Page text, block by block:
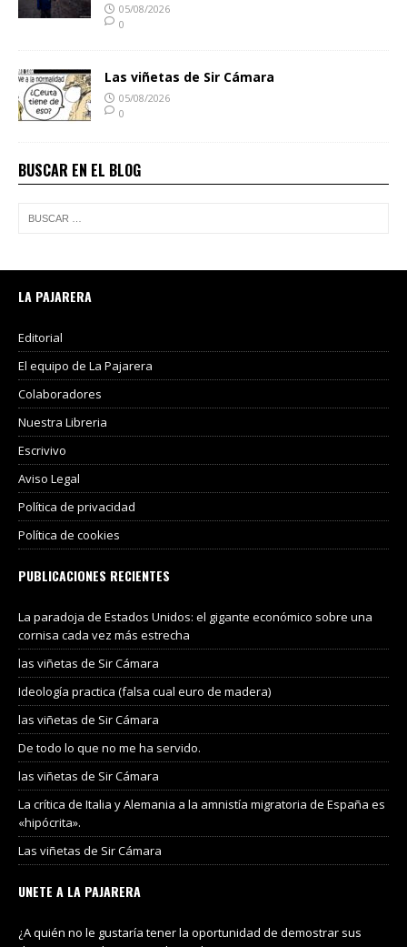
05/08/2026
0
Las viñetas de Sir Cámara
05/08/2026
0
BUSCAR EN EL BLOG
LA PAJARERA
Editorial
El equipo de La Pajarera
Colaboradores
Nuestra Libreria
Escrivivo
Aviso Legal
Política de privacidad
Política de cookies
PUBLICACIONES RECIENTES
La paradoja de Estados Unidos: el gigante económico sobre una
cornisa cada vez más estrecha
las viñetas de Sir Cámara
Ideología practica (falsa cual euro de madera)
las viñetas de Sir Cámara
De todo lo que no me ha servido.
las viñetas de Sir Cámara
La crítica de Italia y Alemania a la amnistía migratoria de España es
«hipócrita».
Las viñetas de Sir Cámara
UNETE A LA PAJARERA
¿A quién no le gustaría tener la oportunidad de demostrar sus